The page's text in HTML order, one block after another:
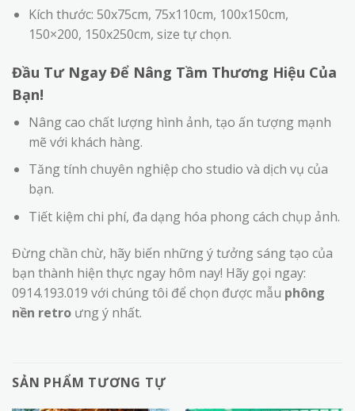
Kích thước: 50x75cm, 75x110cm, 100x150cm,
150×200, 150x250cm, size tự chọn.
Đầu Tư Ngay Để Nâng Tầm Thương Hiệu Của
Bạn!
Nâng cao chất lượng hình ảnh, tạo ấn tượng mạnh
mẽ với khách hàng.
Tăng tính chuyên nghiệp cho studio và dịch vụ của
bạn.
Tiết kiệm chi phí, đa dạng hóa phong cách chụp ảnh.
Đừng chần chừ, hãy biến những ý tưởng sáng tạo của
bạn thành hiện thực ngay hôm nay! Hãy gọi ngay:
0914.193.019 với chúng tôi để chọn được mẫu phông
nền retro ưng ý nhất.
SẢN PHẨM TƯƠNG TỰ